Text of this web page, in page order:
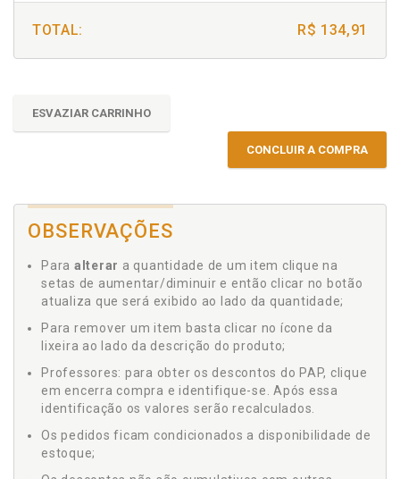
TOTAL: R$ 134,91
ESVAZIAR CARRINHO
CONCLUIR A COMPRA
OBSERVAÇÕES
Para alterar a quantidade de um item clique na
setas de aumentar/diminuir e então clicar no botão
atualiza que será exibido ao lado da quantidade;
Para remover um item basta clicar no ícone da
lixeira ao lado da descrição do produto;
Professores: para obter os descontos do PAP, clique
em encerra compra e identifique-se. Após essa
identificação os valores serão recalculados.
Os pedidos ficam condicionados a disponibilidade de
estoque;